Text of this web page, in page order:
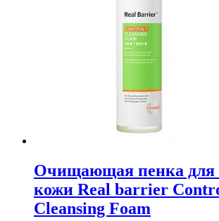
Очищающая пенка для
кожи Real barrier
Cleansing Foam